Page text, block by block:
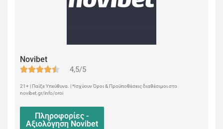
Novibet
4,5/5
21+ | Παίξε Υπεύθυνα. | *Ισχύουν Όροι & Προϋποθέσεις διαθέσιμοι στο
novibet.gr/info/oroi
Πληροφορίες -
Αξιολόγηση Novibet